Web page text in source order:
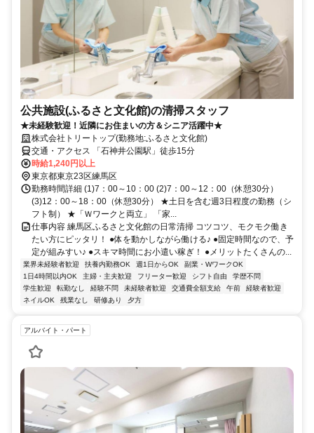
公共施設(ふるさと文化館)の清掃スタッフ
★未経験歓迎！近隣にお住まいの方＆シニア活躍中★
株式会社トリートップ(勤務地:ふるさと文化館)
交通・アクセス 「石神井公園駅」徒歩15分
時給1,240円以上
東京都東京23区練馬区
勤務時間詳細 (1)7：00～10：00 (2)7：00～12：00（休憩30分）
(3)12：00～18：00（休憩30分） ★土日を含む週3日程度の勤務（シ
フト制） ★「Ｗワークと両立」 「家...
仕事内容 練馬区ふるさと文化館の日常清掃 コツコツ、モクモク働き
たい方にピッタリ！ ●体を動かしながら働ける♪ ●固定時間なので、予
定が組みすい♪ ●スキマ時間にお小遣い稼ぎ！ ●メリットたくさんの...
業界未経験者歓迎 扶養内勤務OK 週1日からOK
副業・WワークOK
1日4時間以内OK
主婦・主夫歓迎 フリーター歓迎 シフト自由
学歴不問
学生歓迎
転勤なし 経験不問 未経験者歓迎 交通費全額支給 午前
経験者歓迎
ネイルOK
残業なし 研修あり 夕方
アルバイト・パート